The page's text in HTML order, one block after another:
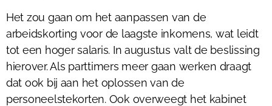
Het zou gaan om het aanpassen van de
arbeidskorting voor de laagste inkomens, wat leidt
tot een hoger salaris. In augustus valt de beslissing
hierover. Als parttimers meer gaan werken draagt
dat ook bij aan het oplossen van de
personeelstekorten. Ook overweegt het kabinet